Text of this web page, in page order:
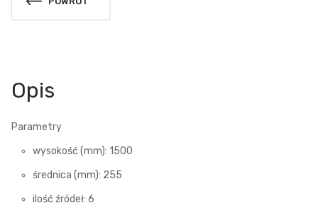
Opis
Parametry
wysokość (mm): 1500
średnica (mm): 255
ilość źródeł: 6